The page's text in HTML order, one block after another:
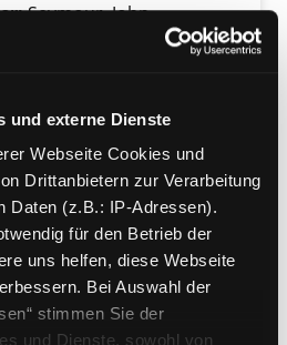
und externe Dienste
Webseite Cookies und
Drittanbietern zur Verarbeitung
Daten (z.B.: IP-Adressen).
für den Betrieb der
uns helfen, diese Webseite
Bei Auswahl der
stimmen Sie der
und Dienste, sowohl von
Seymour, JohnSuche nach
Kindersley
von Freude am Garten in
Sachbuch
am Garten in
und Winter
Tipps und Ideen für
Gestaltung
Weidenweber, Christine